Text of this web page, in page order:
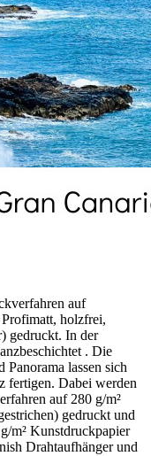
auf
holzfrei,
gedruckt. In der
. Die
lassen sich
fertigen. Dabei werden
auf 280 g/m²
gedruckt und
m² Kunstdruckpapier
Drahtaufhänger und